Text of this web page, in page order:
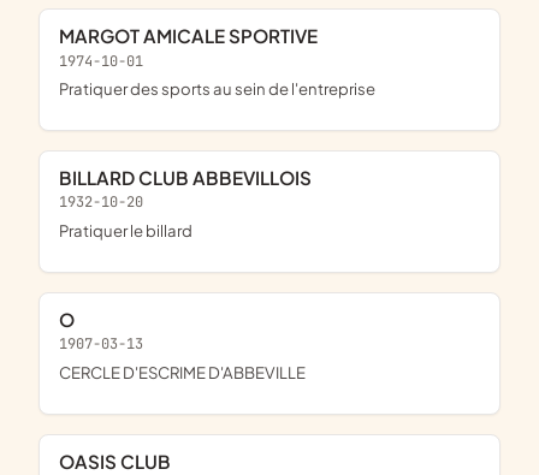
MARGOT AMICALE SPORTIVE
1974-10-01
pratiquer des sports au sein de l'entreprise
BILLARD CLUB ABBEVILLOIS
1932-10-20
pratiquer le billard
O
1907-03-13
CERCLE D'ESCRIME D'ABBEVILLE
OASIS CLUB